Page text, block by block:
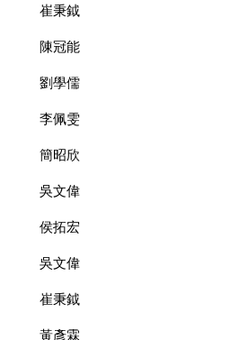
崔秉鉞
陳冠能
劉學儒
李佩雯
簡昭欣
吳文偉
侯拓宏
吳文偉
崔秉鉞
黃彥霖